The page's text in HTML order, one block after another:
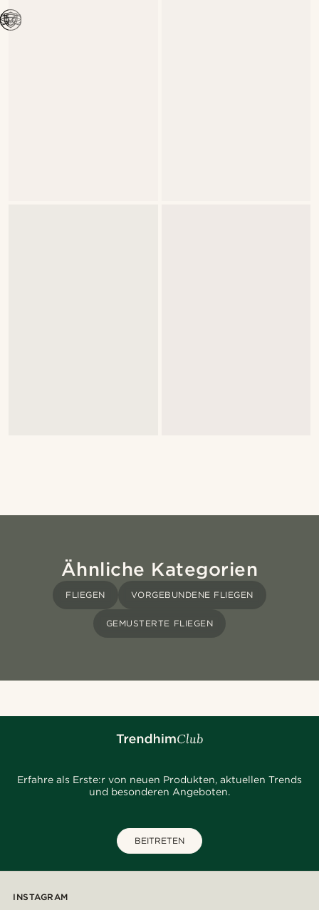
Ähnliche Kategorien
FLIEGEN VORGEBUNDENE FLIEGEN
GEMUSTERTE FLIEGEN
Erfahre als Erste:r von neuen Produkten, aktuellen Trends
und besonderen Angeboten.
BEITRETEN
INSTAGRAM